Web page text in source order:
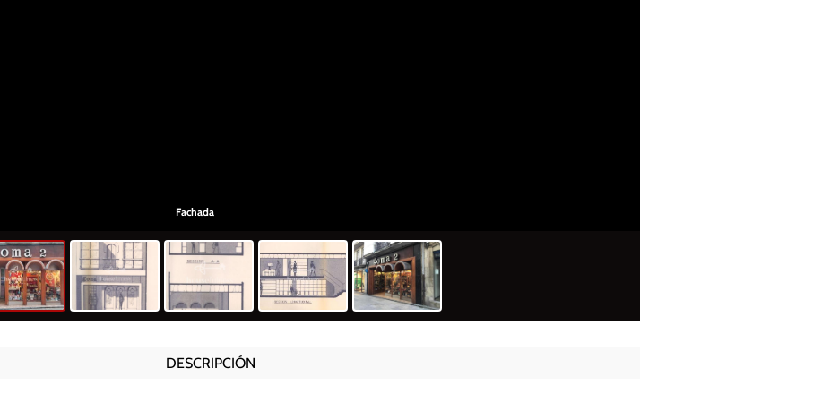
Fachada
DESCRIPCIÓN